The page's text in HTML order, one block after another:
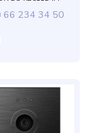
66 234 34 50